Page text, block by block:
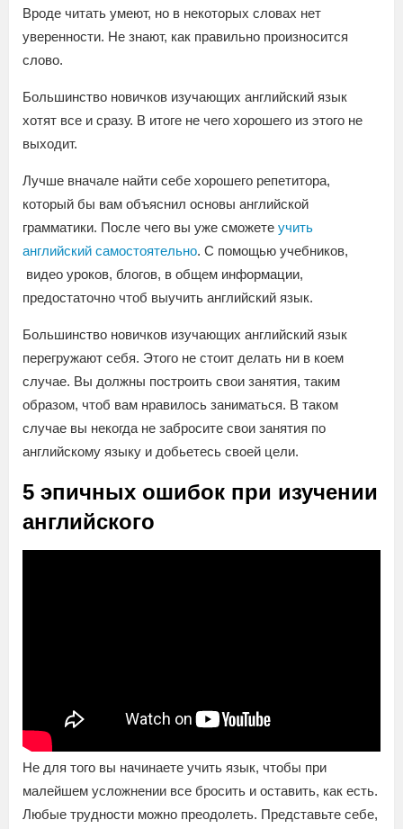
Вроде читать умеют, но в некоторых словах нет
уверенности. Не знают, как правильно произносится
слово.
Большинство новичков изучающих английский язык
хотят все и сразу. В итоге не чего хорошего из этого не
выходит.
Лучше вначале найти себе хорошего репетитора,
который бы вам объяснил основы английской
грамматики. После чего вы уже сможете учить
английский самостоятельно. С помощью учебников,
видео уроков, блогов, в общем информации,
предостаточно чтоб выучить английский язык.
Большинство новичков изучающих английский язык
перегружают себя. Этого не стоит делать ни в коем
случае. Вы должны построить свои занятия, таким
образом, чтоб вам нравилось заниматься. В таком
случае вы некогда не забросите свои занятия по
английскому языку и добьетесь своей цели.
5 эпичных ошибок при изучении
английского
Не для того вы начинаете учить язык, чтобы при
малейшем усложнении все бросить и оставить, как есть.
Любые трудности можно преодолеть. Представьте себе,